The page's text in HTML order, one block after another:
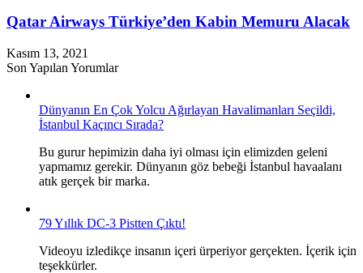
Qatar Airways Türkiye’den Kabin Memuru Alacak
Kasım 13, 2021
Son Yapılan Yorumlar
Dünyanın En Çok Yolcu Ağırlayan Havalimanları Seçildi,
İstanbul Kaçıncı Sırada?
Bu gurur hepimizin daha iyi olması için elimizden geleni
yapmamız gerekir. Dünyanın göz bebeği İstanbul havaalanı
atık gerçek bir marka.
79 Yıllık DC-3 Pistten Çıktı!
Videoyu izledikçe insanın içeri ürperiyor gerçekten. İçerik için
teşekkürler.